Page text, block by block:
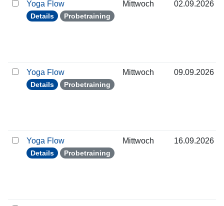
Yoga Flow
Details Probetraining
Mittwoch 02.09.2026
Yoga Flow
Details Probetraining
Mittwoch 09.09.2026
Yoga Flow
Details Probetraining
Mittwoch 16.09.2026